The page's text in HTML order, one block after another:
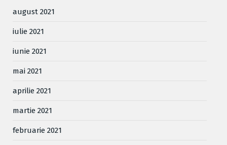
august 2021
iulie 2021
iunie 2021
mai 2021
aprilie 2021
martie 2021
februarie 2021